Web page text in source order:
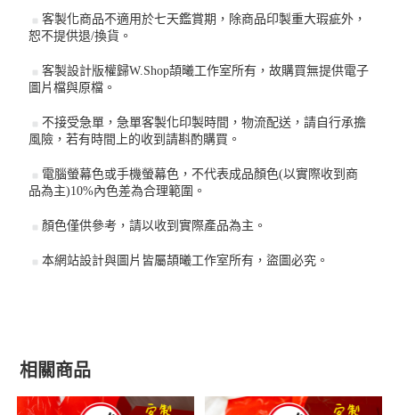
客製化商品不適用於七天鑑賞期，除商品印製重大瑕疵外，
恕不提供退/換貨。
客製設計版權歸W.Shop頡曦工作室所有，故購買無提供電子
圖片檔與原檔。
不接受急單，急單客製化印製時間，物流配送，請自行承擔
風險，若有時間上的收到請斟酌購買。
電腦螢幕色或手機螢幕色，不代表成品顏色(以實際收到商
品為主)10%內色差為合理範圍。
顏色僅供參考，請以收到實際產品為主。
本網站設計與圖片皆屬頡曦工作室所有，盜圖必究。
相關商品